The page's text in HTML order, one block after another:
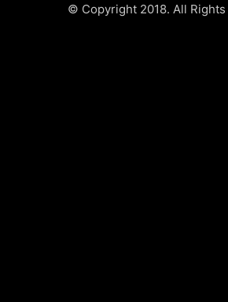
© Copyright 2018. All Rights